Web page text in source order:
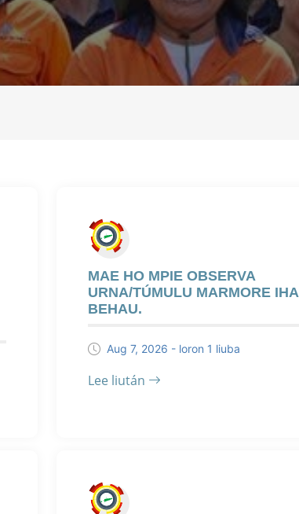
MAE HO MPIE OBSERVA
URNA/TÚMULU MARMORE IHA
BEHAU.
Aug 7, 2026 - loron 1 liuba
Lee liután